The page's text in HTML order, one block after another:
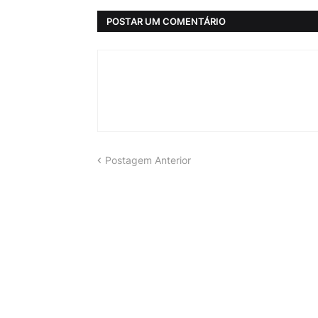
POSTAR UM COMENTÁRIO
Postagem Anterior